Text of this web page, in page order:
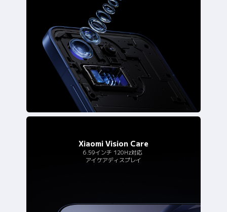
Xiaomi Vision Care
6.59インチ 120Hz対応
アイケアディスプレイ